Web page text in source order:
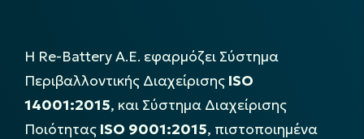
Η Re-Battery Α.Ε. εφαρμόζει Σύστημα
Περιβαλλοντικής Διαχείρισης ISO
14001:2015, και Σύστημα Διαχείρισης
Ποιότητας ISO 9001:2015, πιστοποιημένα